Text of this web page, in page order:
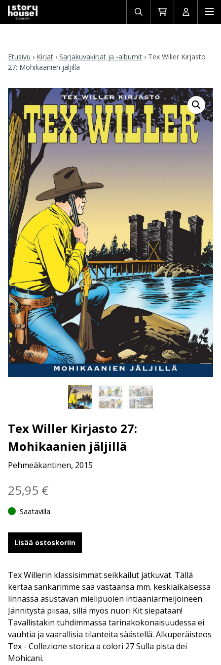
Avaa/sulje
haku
Siirry
ostoskoriin
Avaa/
Etusivu › Kirjat › Sarjakuvakirjat ja -albumit › Tex Willer Kirjasto
27: Mohikaanien jäljillä
Tex Willer Kirjasto 27:
Mohikaanien jäljillä
Pehmeäkantinen, 2015
25,95 €
Saatavilla
Lisää ostoskoriin
Tex Willerin klassisimmat seikkailut jatkuvat. Tällä
kertaa sankarimme saa vastaansa mm. keskiaikaisessa
linnassa asustavan mielipuolen intiaaniarmeijoineen.
Jännitystä piisaa, sillä myös nuori Kit siepataan!
Tavallistakin tuhdimmassa tarinakokonaisuudessa ei
vauhtia ja vaarallisia tilanteita säästellä. Alkuperäisteos
Tex - Collezione storica a colori 27 Sulla pista dei
Mohicani.